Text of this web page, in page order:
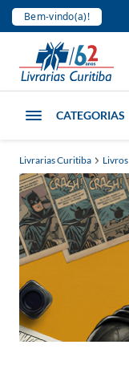
Bem-vindo(a)!
CATEGORIAS
Livrarias Curitiba Livros